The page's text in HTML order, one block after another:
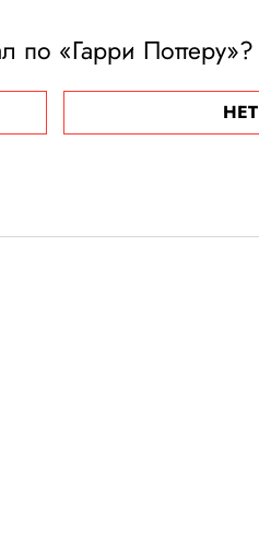
по «Гарри Поттеру»?
НЕТ